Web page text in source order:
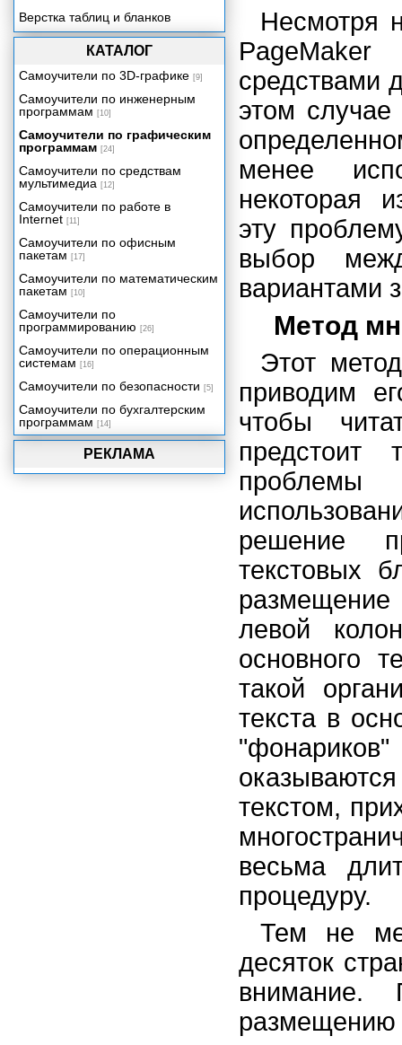
Несмотря
средствами
этом случае
менее
некоторая
эту
выбор
вариантами
Метод
Этот
приводим
чтобы
предстоит
решение
текстовых
размещение
левой
основного
такой
текста в
текстом,
весьма
процедуру.
Тем не
десяток
внимание.
размещению
РЕКЛАМА
Верстка таблиц и бланков
Верстка книг
Электронные публикации
Определение цветов
Использование цвета
Корректура
Вывод оригинал-макета
Сотрудничество с типографией
Приложение
КАТАЛОГ
Самоучители по 3D-графике [9]
Самоучители по инженерным
программам [10]
Самоучители по графическим
программам [24]
Самоучители по средствам
мультимедиа [12]
Самоучители по работе в
Internet [11]
Самоучители по офисным
пакетам [17]
Самоучители по математическим
пакетам [10]
Самоучители по
программированию [26]
Самоучители по операционным
системам [16]
Самоучители по безопасности [5]
Самоучители по бухгалтерским
программам [14]